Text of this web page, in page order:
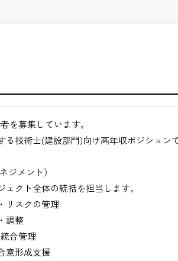
を募集しています。
る技術士(建設部門)向け高年収ポジション
ジメント）
クト全体の統括を担当します。
リスクの管理
調整
合管理
意形成支援